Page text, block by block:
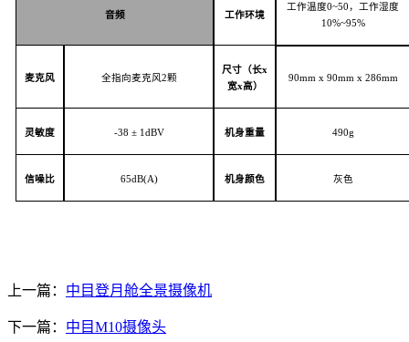
音频 工作环境
工作温度0~50 ，工作湿度
1 0%~95%
麦克风 全指向麦克风2颗
尺寸（长x
宽x高）
90mm x 90mm x 286mm
灵敏度 -38 ±1dBV 机身重量 490g
信噪比 65dB(A) 机身颜色 灰色
上一篇： 中目登月舱全景摄像机
下一篇： 中目M10摄像头